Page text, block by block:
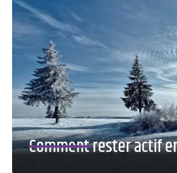
Comment rester actif